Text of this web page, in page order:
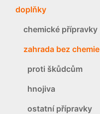
doplňky
chemické přípravky
zahrada bez chemie
proti škůdcům
hnojiva
ostatní přípravky